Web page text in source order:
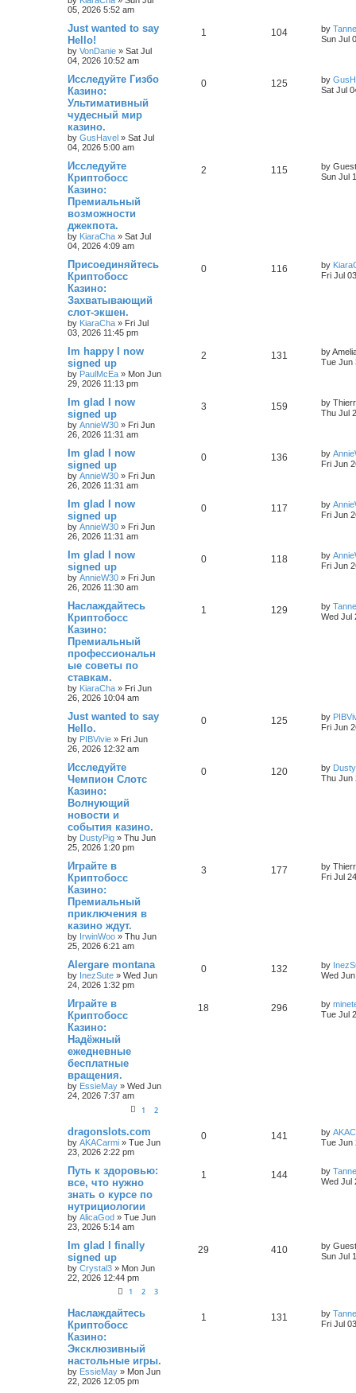
05, 2026 5:52 am
Just wanted to say
Hello!
by VonDanie » Sat Jul
04, 2026 10:52 am
1 104 by
Sun Jul
Исследуйте Гизбо
Казино:
Ультимативный
чудесный мир
казино.
by GusHavel » Sat Jul
04, 2026 5:00 am
0 125 by
Sat Jul
Исследуйте
Криптобосс
Казино:
Премиальный
возможности
джекпота.
by KiaraCha » Sat Jul
04, 2026 4:09 am
2 115 by Guest
Sun Jul
Присоединяйтесь
Криптобосс
Казино:
Захватывающий
слот-экшен.
by KiaraCha » Fri Jul
03, 2026 11:45 pm
0 116 by
Fri Jul
Im happy I now
signed up
by PaulMcEa » Mon Jun
29, 2026 11:13 pm
2 131 by
Tue Jun
Im glad I now
signed up
by AnnieW30 » Fri Jun
26, 2026 11:31 am
3 159 by
Thu Jul
Im glad I now
signed up
by AnnieW30 » Fri Jun
26, 2026 11:31 am
0 136 by
Fri Jun
Im glad I now
signed up
by AnnieW30 » Fri Jun
26, 2026 11:31 am
0 117 by
Fri Jun
Im glad I now
signed up
by AnnieW30 » Fri Jun
26, 2026 11:30 am
0 118 by
Fri Jun
Наслаждайтесь
Криптобосс
Казино:
Премиальный
профессиональн
ые советы по
ставкам.
by KiaraCha » Fri Jun
26, 2026 10:04 am
1 129 by
Wed Jul
Just wanted to say
Hello.
by PIBVivie » Fri Jun
26, 2026 12:32 am
0 125 by
Fri Jun
Исследуйте
Чемпион Слотс
Казино:
Волнующий
новости и
события казино.
by DustyPig » Thu Jun
25, 2026 1:20 pm
0 120 by
Thu Jun
Играйте в
Криптобосс
Казино:
Премиальный
приключения в
казино ждут.
by IrwinWoo » Thu Jun
25, 2026 6:21 am
3 177 by
Fri Jul
Alergare montana
by InezSute » Wed Jun
24, 2026 1:32 pm
0 132 by
Wed
Играйте в
Криптобосс
Казино:
Надёжный
ежедневные
бесплатные
вращения.
by EssieMay » Wed Jun
24, 2026 7:37 am
1 2
18 296 by
Tue Jul
dragonslots.com
by AKACarmi » Tue Jun
23, 2026 2:22 pm
0 141 by
Tue Jun
Путь к здоровью:
все, что нужно
знать о курсе по
нутрициологии
by AlicaGod » Tue Jun
23, 2026 5:14 am
1 144 by
Wed Jul
Im glad I finally
signed up
by Crystal3 » Mon Jun
22, 2026 12:44 pm
1 2 3
29 410 by Guest
Sun Jul
Наслаждайтесь
Криптобосс
Казино:
Эксклюзивный
настольные игры.
by EssieMay » Mon Jun
22, 2026 12:05 pm
1 131 by
Fri Jul